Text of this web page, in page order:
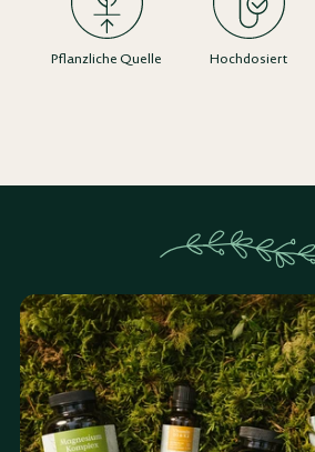
Pflanzliche Quelle Hochdosiert